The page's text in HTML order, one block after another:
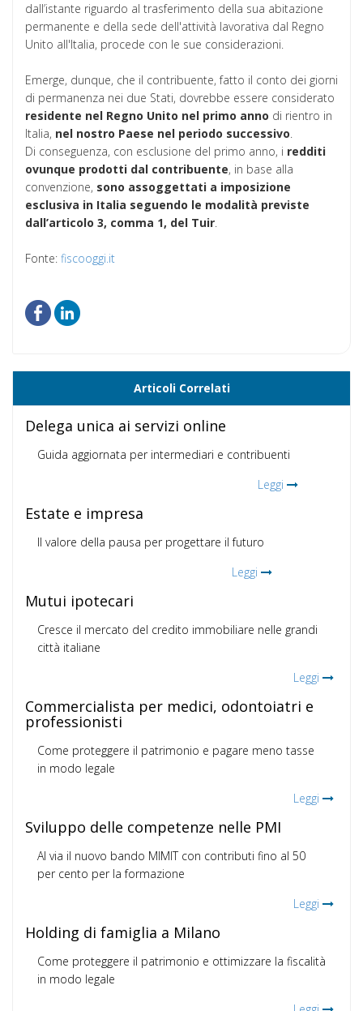
dall’istante riguardo al trasferimento della sua abitazione
permanente e della sede dell'attività lavorativa dal Regno
Unito all'Italia, procede con le sue considerazioni.
Emerge, dunque, che il contribuente, fatto il conto dei giorni
di permanenza nei due Stati, dovrebbe essere considerato
residente nel Regno Unito nel primo anno di rientro in
Italia, nel nostro Paese nel periodo successivo.
Di conseguenza, con esclusione del primo anno, i redditi
ovunque prodotti dal contribuente, in base alla
convenzione, sono assoggettati a imposizione
esclusiva in Italia seguendo le modalità previste
dall’articolo 3, comma 1, del Tuir.
Fonte: fiscooggi.it
Articoli Correlati
Delega unica ai servizi online
Guida aggiornata per intermediari e contribuenti
Leggi
Estate e impresa
Il valore della pausa per progettare il futuro
Leggi
Mutui ipotecari
Cresce il mercato del credito immobiliare nelle grandi
città italiane
Leggi
Commercialista per medici, odontoiatri e
professionisti
Come proteggere il patrimonio e pagare meno tasse
in modo legale
Leggi
Sviluppo delle competenze nelle PMI
Al via il nuovo bando MIMIT con contributi fino al 50
per cento per la formazione
Leggi
Holding di famiglia a Milano
Come proteggere il patrimonio e ottimizzare la fiscalità
in modo legale